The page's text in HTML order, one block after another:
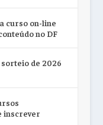
curso on-line
no DF
de 2026
inscrever